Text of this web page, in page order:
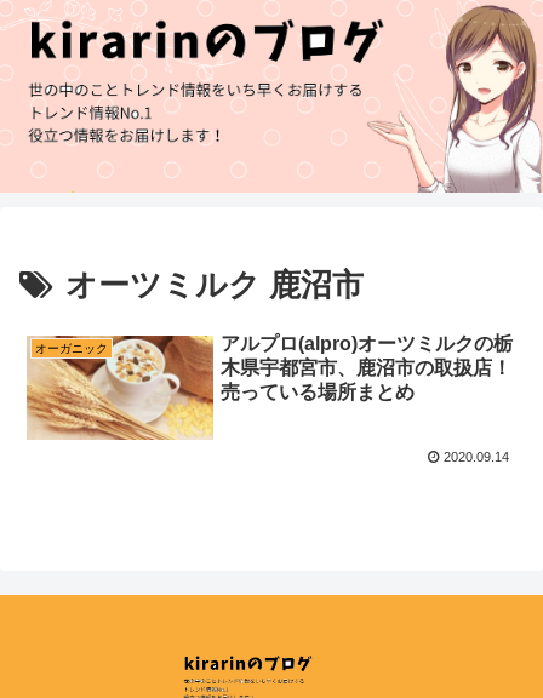
オーツミルク 鹿沼市
オーガニック
アルプロ(alpro)オーツミルクの栃
木県宇都宮市、鹿沼市の取扱店！
売っている場所まとめ
2020.09.14